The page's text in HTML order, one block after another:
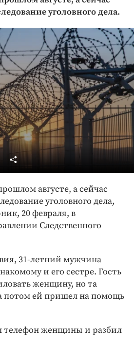
и ЖКХ
года
уголовного дела.
августе, а сейчас
уголовного дела,
20 февраля, в
Следственного
31-летний мужчина
и его сестре. Гость
женщину, но та
потом ей пришел на помощь
телефон женщины и разбил